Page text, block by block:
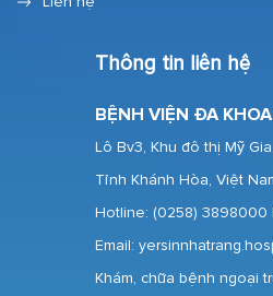
Thông tin liên hệ
BỆNH VIỆN ĐA
Lô Bv3, Khu đô thị Mỹ
Tỉnh Khánh Hòa, Việt
Hotline: (0258) 3898000
Email:
Khám, chữa bệnh ngoại